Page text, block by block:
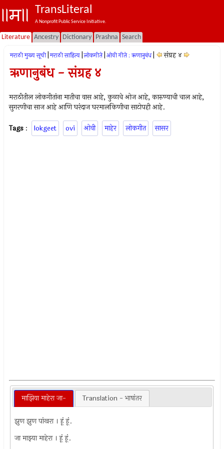
TransLiteral
A Nonprofit Public Service Initiative.
Literature Ancestry Dictionary Prashna Search
मराठी मुख्य सूची मराठी साहित्य लोकगीते ओवी गीते : ऋणानुबंध संग्रह ४
ऋणानुबंध - संग्रह ४
मराठीतील लोकगीतांना मातीचा वास आहे, कुळाचे ओज आहे, कारुण्याची चाल आहे,
सुगरणीचा साज आहे आणि घरंदाज घरमालकिणीचा साटोपही आहे.
Tags : lokgeet ovi ओवी माहेर लोकगीत सासर
माझिया माहेरा जा- Translation - भाषांतर
झुण झुण पांखरा । हूं हूं.
जा माझ्या माहेरा । हूं हूं.